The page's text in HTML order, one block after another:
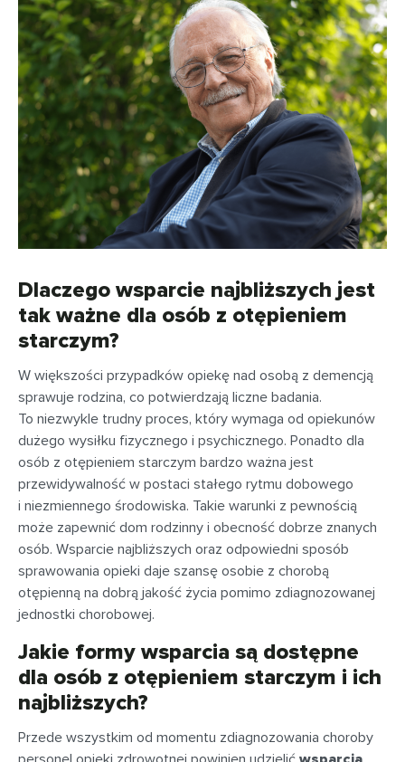
Dlaczego wsparcie najbliższych jest
tak ważne dla osób z otępieniem
starczym?
W większości przypadków opiekę nad osobą z demencją
sprawuje rodzina, co potwierdzają liczne badania.
To niezwykle trudny proces, który wymaga od opiekunów
dużego wysiłku fizycznego i psychicznego. Ponadto dla
osób z otępieniem starczym bardzo ważna jest
przewidywalność w postaci stałego rytmu dobowego
i niezmiennego środowiska. Takie warunki z pewnością
może zapewnić dom rodzinny i obecność dobrze znanych
osób. Wsparcie najbliższych oraz odpowiedni sposób
sprawowania opieki daje szansę osobie z chorobą
otępienną na dobrą jakość życia pomimo zdiagnozowanej
jednostki chorobowej.
Jakie formy wsparcia są dostępne
dla osób z otępieniem starczym i ich
najbliższych?
Przede wszystkim od momentu zdiagnozowania choroby